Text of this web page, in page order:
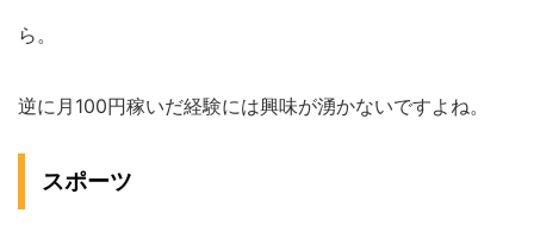
ら。
逆に月100円稼いだ経験には興味が湧かないですよね。
スポーツ